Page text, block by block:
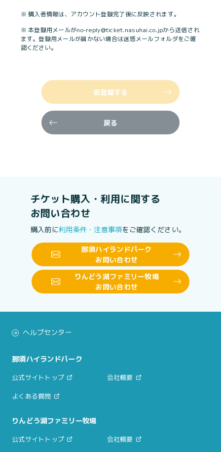
※ 購入者情報は、アカウント登録完了後に反映されます。
※ 本登録用メールがno-reply@ticket.nasuhai.co.jpから送信され
ます。登録用メールが届かない場合は迷惑メールフォルダをご確
認ください。
仮登録する
戻る
チケット購入・利用に関する
お問い合わせ
購入前に利用条件・注意事項をご確認ください。
那須ハイランドパーク
お問い合わせ
りんどう湖ファミリー牧場
お問い合わせ
ヘルプセンター
那須ハイランドパーク
公式サイトトップ 会社概要
よくある質問
りんどう湖ファミリー牧場
公式サイトトップ 会社概要